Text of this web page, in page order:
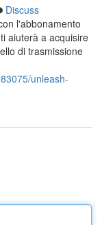
Discuss
l'abbonamento
aiuterà a acquisire
di trasmissione
unleash-